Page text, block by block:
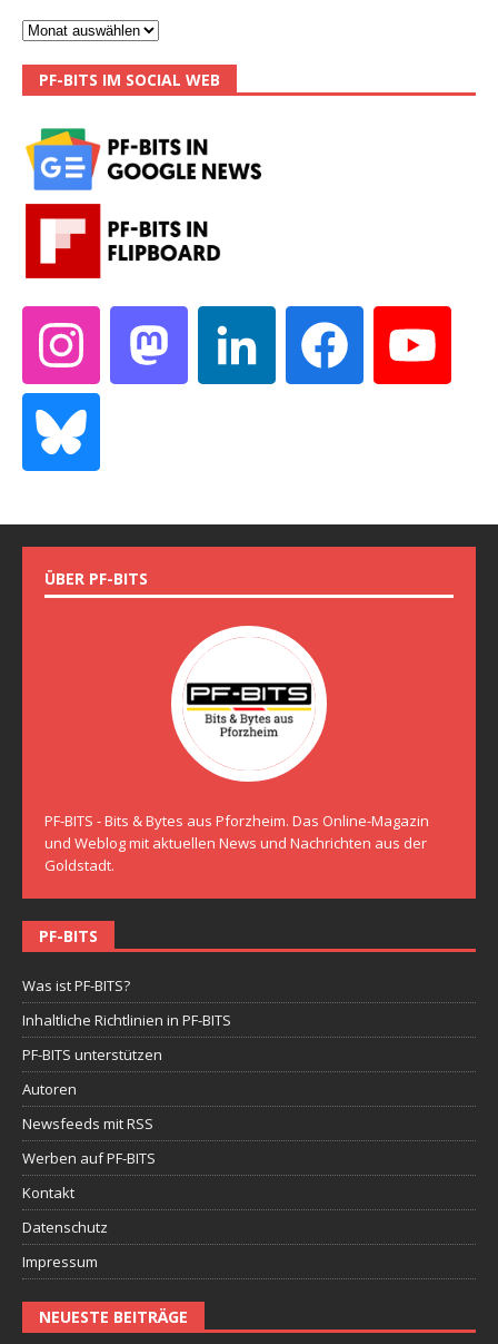
PF-BITS IM SOCIAL WEB
ÜBER PF-BITS
PF-BITS - Bits & Bytes aus Pforzheim. Das Online-Magazin
und Weblog mit aktuellen News und Nachrichten aus der
Goldstadt.
PF-BITS
Was ist PF-BITS?
Inhaltliche Richtlinien in PF-BITS
PF-BITS unterstützen
Autoren
Newsfeeds mit RSS
Werben auf PF-BITS
Kontakt
Datenschutz
Impressum
NEUESTE BEITRÄGE